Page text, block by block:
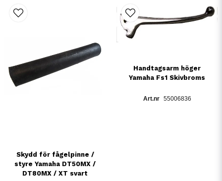
Skydd för fågelpinne /
styre Yamaha DT50MX /
DT80MX / XT svart
Handtagsarm höger
Yamaha Fs1 Skivbroms
55006836